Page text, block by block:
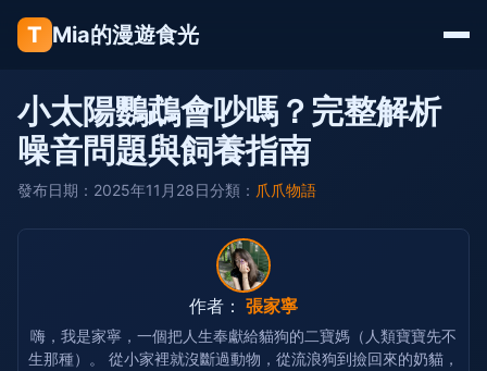
T Mia的漫遊食光
小太陽鸚鵡會吵嗎？完整解析
噪音問題與飼養指南
發布日期：2025年11月28日分類： 爪爪物語
作者： 張家寧
嗨，我是家寧，一個把人生奉獻給貓狗的二寶媽（人類寶寶先不
生那種）。 從小家裡就沒斷過動物，從流浪狗到撿回來的奶貓，